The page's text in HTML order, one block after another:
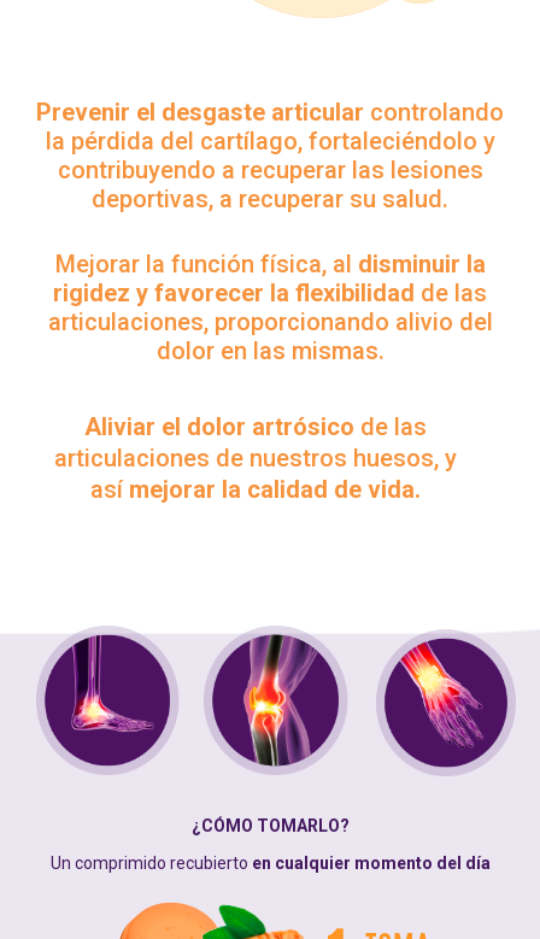
Prevenir el desgaste articular controlando
la pérdida del cartílago, fortaleciéndolo y
contribuyendo a recuperar las lesiones
deportivas, a recuperar su salud.
Mejorar la función física, al disminuir la
rigidez y favorecer la flexibilidad de las
articulaciones, proporcionando alivio del
dolor en las mismas.
Aliviar el dolor artrósico de las
articulaciones de nuestros huesos, y
así mejorar la calidad de vida.
¿CÓMO TOMARLO?
Un comprimido recubierto en cualquier momento del día